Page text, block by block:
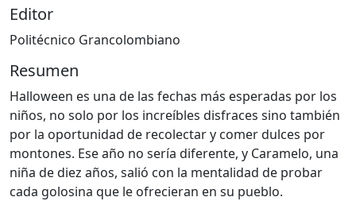
Editor
Politécnico Grancolombiano
Resumen
Halloween es una de las fechas más esperadas por los
niños, no solo por los increíbles disfraces sino también
por la oportunidad de recolectar y comer dulces por
montones. Ese año no sería diferente, y Caramelo, una
niña de diez años, salió con la mentalidad de probar
cada golosina que le ofrecieran en su pueblo.